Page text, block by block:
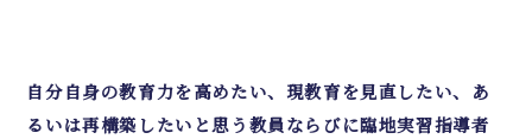
自分自身の教育力を高めたい、現教育を見直したい、あ
るいは再構築したいと思う教員ならびに臨地実習指導者